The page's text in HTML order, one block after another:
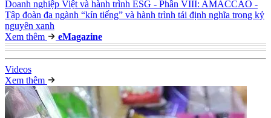
Doanh nghiệp Việt và hành trình ESG - Phần VIII: AMACCAO -
Tập đoàn đa ngành “kín tiếng” và hành trình tái định nghĩa trong kỷ
nguyên xanh
Xem thêm
eMagazine
Videos
Xem thêm